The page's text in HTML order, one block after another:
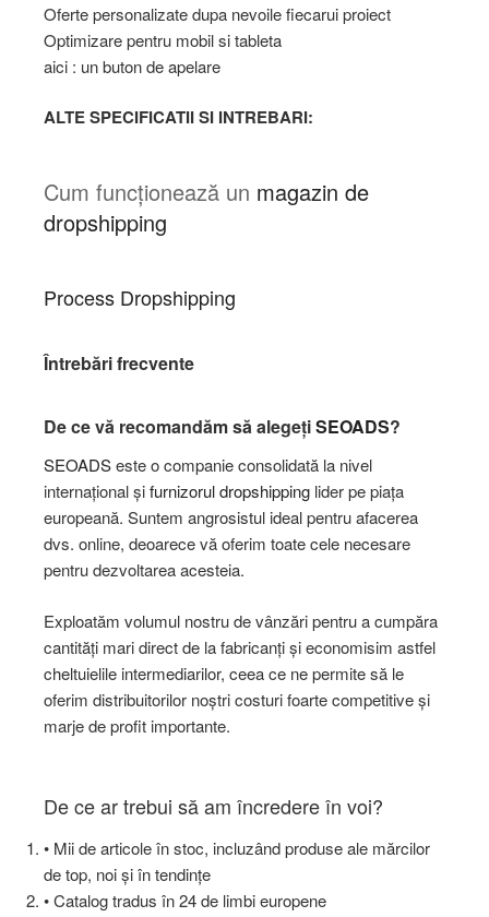
Oferte personalizate dupa nevoile fiecarui proiect
Optimizare pentru mobil si tableta
aici : un buton de apelare
ALTE SPECIFICATII SI INTREBARI:
Cum funcţionează un magazin de
dropshipping
Process Dropshipping
Întrebări frecvente
De ce vă recomandăm să alegeţiSEOADS?
SEOADSeste o companie consolidată la nivel
internațional șifurnizorul dropshipping lider pe piața
europeană. Suntem angrosistul ideal pentru afacerea
dvs. online, deoarece vă oferim toate cele necesare
pentru dezvoltarea acesteia.
Exploatăm volumul nostru de vânzări pentru a cumpăra
cantități mari direct de la fabricanți și economisim astfel
cheltuielile intermediarilor, ceea ce ne permite să le
oferim distribuitorilor noștri costuri foarte competitive și
marje de profit importante.
De ce ar trebui să am încredere în voi?
• Mii de articole în stoc, incluzând produse ale mărcilor
de top, noi și în tendințe
• Catalog tradus în 24 de limbi europene